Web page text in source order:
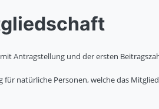
Antragstellung und der ersten
natürliche Personen, welche das